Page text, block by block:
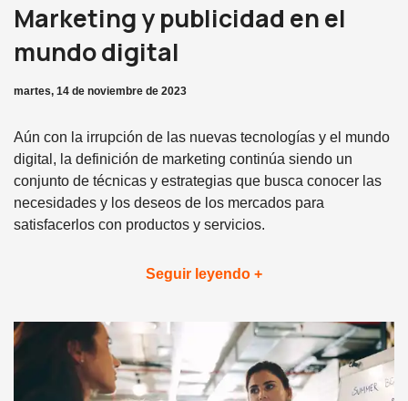
Marketing y publicidad en el
mundo digital
martes, 14 de noviembre de 2023
Aún con la irrupción de las nuevas tecnologías y el mundo
digital, la definición de marketing continúa siendo un
conjunto de técnicas y estrategias que busca conocer las
necesidades y los deseos de los mercados para
satisfacerlos con productos y servicios.
Seguir leyendo +